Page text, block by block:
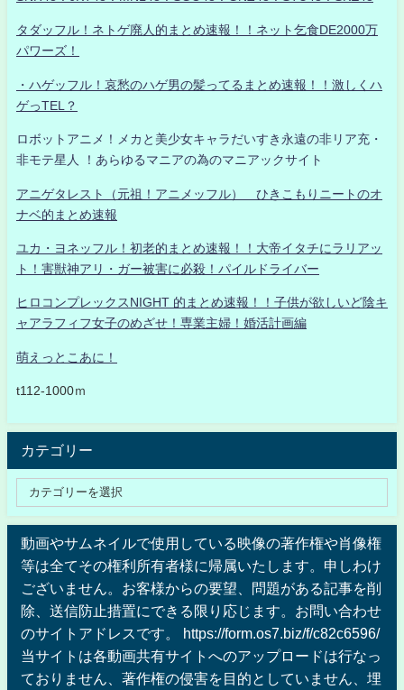
タダッフル！ネトゲ廃人的まとめ速報！！ネット乞食DE2000万
パワーズ！
・ハゲッフル！哀愁のハゲ男の髪ってるまとめ速報！！激しくハ
ゲっTEL？
ロボットアニメ！メカと美少女キャラだいすき永遠の非リア充・
非モテ星人 ！あらゆるマニアの為のマニアックサイト
アニゲタレスト（元祖！アニメッフル） ひきこもりニートのオ
ナベ的まとめ速報
ユカ・ヨネッフル！初老的まとめ速報！！大帝イタチにラリアッ
ト！害獣神アリ・ガー被害に必殺！パイルドライバー
ヒロコンプレックスNIGHT 的まとめ速報！！子供が欲しいど陰キ
ャアラフィフ女子のめざせ！専業主婦！婚活計画編
萌えっとこあに！
t112-1000ｍ
カテゴリー
動画やサムネイルで使用している映像の著作権や肖像権
等は全てその権利所有者様に帰属いたします。申しわけ
ございません。お客様からの要望、問題がある記事を削
除、送信防止措置にできる限り応じます。お問い合わせ
のサイトアドレスです。 https://form.os7.biz/f/c82c6596/
当サイトは各動画共有サイトへのアップロードは行なっ
ておりません、著作権の侵害を目的としていません、埋